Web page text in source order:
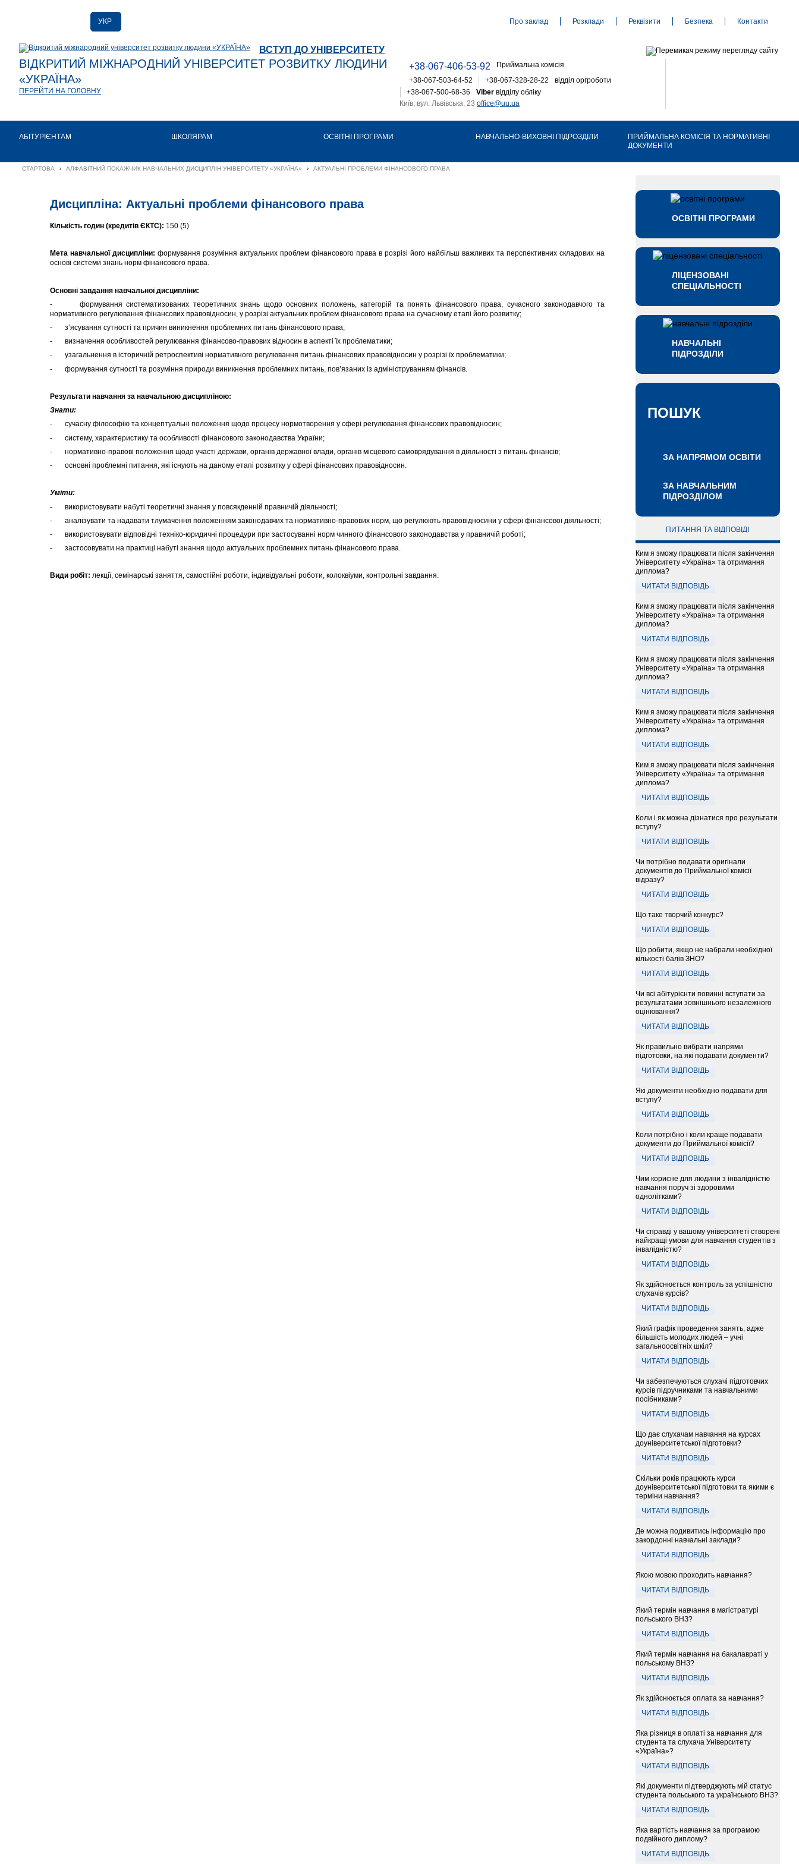
УКР
ENG
Про заклад Розклади Реквізити Безпека Контакти
ВСТУП ДО УНІВЕРСИТЕТУ
ВІДКРИТИЙ МІЖНАРОДНИЙ УНІВЕРСИТЕТ РОЗВИТКУ ЛЮДИНИ
«УКРАЇНА»
ПЕРЕЙТИ НА ГОЛОВНУ
+38-067-406-53-92
Приймальна комісія
відділ оргроботи
+38-067-503-64-52
+38-067-328-28-22
Viber відділу обліку
+38-067-500-68-36
Київ, вул. Львівська, 23 office@uu.ua
АБІТУРІЄНТАМ ШКОЛЯРАМ ОСВІТНІ ПРОГРАМИ НАВЧАЛЬНО-ВИХОВНІ ПІДРОЗДІЛИ
ПРИЙМАЛЬНА КОМІСІЯ ТА НОРМАТИВНІ
ДОКУМЕНТИ
СТАРТОВА › АЛФАВІТНИЙ ПОКАЖЧИК НАВЧАЛЬНИХ ДИСЦИПЛІН УНІВЕРСИТЕТУ «УКРАЇНА» › АКТУАЛЬНІ ПРОБЛЕМИ ФІНАНСОВОГО ПРАВА
ОСВІТНІ ПРОГРАМИ
ЛІЦЕНЗОВАНІ
СПЕЦІАЛЬНОСТІ
НАВЧАЛЬНІ
ПІДРОЗДІЛИ
ПОШУК
ЗА НАПРЯМОМ ОСВІТИ
ЗА НАВЧАЛЬНИМ
ПІДРОЗДІЛОМ
ПИТАННЯ ТА ВІДПОВІДІ
Ким я зможу працювати після закінчення
Університету «Україна» та отримання
диплома?
ЧИТАТИ ВІДПОВІДЬ
Ким я зможу працювати після закінчення
Університету «Україна» та отримання
диплома?
ЧИТАТИ ВІДПОВІДЬ
Ким я зможу працювати після закінчення
Університету «Україна» та отримання
диплома?
ЧИТАТИ ВІДПОВІДЬ
Ким я зможу працювати після закінчення
Університету «Україна» та отримання
диплома?
ЧИТАТИ ВІДПОВІДЬ
Ким я зможу працювати після закінчення
Університету «Україна» та отримання
диплома?
ЧИТАТИ ВІДПОВІДЬ
Коли і як можна дізнатися про результати
вступу?
ЧИТАТИ ВІДПОВІДЬ
Чи потрібно подавати оригінали
документів до Приймальної комісії
відразу?
ЧИТАТИ ВІДПОВІДЬ
Що таке творчий конкурс?
ЧИТАТИ ВІДПОВІДЬ
Що робити, якщо не набрали необхідної
кількості балів ЗНО?
ЧИТАТИ ВІДПОВІДЬ
Чи всі абітурієнти повинні вступати за
результатами зовнішнього незалежного
оцінювання?
ЧИТАТИ ВІДПОВІДЬ
Як правильно вибрати напрями
підготовки, на які подавати документи?
ЧИТАТИ ВІДПОВІДЬ
Які документи необхідно подавати для
вступу?
ЧИТАТИ ВІДПОВІДЬ
Коли потрібно і коли краще подавати
документи до Приймальної комісії?
ЧИТАТИ ВІДПОВІДЬ
Чим корисне для людини з інвалідністю
навчання поруч зі здоровими
однолітками?
ЧИТАТИ ВІДПОВІДЬ
Чи справді у вашому університеті створені
найкращі умови для навчання студентів з
інвалідністю?
ЧИТАТИ ВІДПОВІДЬ
Як здійснюється контроль за успішністю
слухачів курсів?
ЧИТАТИ ВІДПОВІДЬ
Який графік проведення занять, адже
більшість молодих людей – учні
загальноосвітніх шкіл?
ЧИТАТИ ВІДПОВІДЬ
Чи забезпечуються слухачі підготовчих
курсів підручниками та навчальними
посібниками?
ЧИТАТИ ВІДПОВІДЬ
Що дає слухачам навчання на курсах
доуніверситетської підготовки?
ЧИТАТИ ВІДПОВІДЬ
Скільки років працюють курси
доуніверситетської підготовки та якими є
терміни навчання?
ЧИТАТИ ВІДПОВІДЬ
Де можна подивитись інформацію про
закордонні навчальні заклади?
ЧИТАТИ ВІДПОВІДЬ
Якою мовою проходить навчання?
ЧИТАТИ ВІДПОВІДЬ
Який термін навчання в магістратурі
польського ВНЗ?
ЧИТАТИ ВІДПОВІДЬ
Який термін навчання на бакалавраті у
польському ВНЗ?
ЧИТАТИ ВІДПОВІДЬ
Як здійснюється оплата за навчання?
ЧИТАТИ ВІДПОВІДЬ
Яка різниця в оплаті за навчання для
студента та слухача Університету
«Україна»?
ЧИТАТИ ВІДПОВІДЬ
Які документи підтверджують мій статус
студента польського та українського ВНЗ?
ЧИТАТИ ВІДПОВІДЬ
Яка вартість навчання за програмою
подвійного диплому?
ЧИТАТИ ВІДПОВІДЬ
Дисципліна: Актуальні проблеми фінансового права
Кількість годин (кредитів ЄКТС): 150 (5)
Мета навчальної дисципліни: формування розуміння актуальних проблем фінансового права в розрізі його найбільш важливих та перспективних складових на
основі системи знань норм фінансового права.
Основні завдання навчальної дисципліни:
- формування систематизованих теоретичних знань щодо основних положень, категорій та понять фінансового права, сучасного законодавчого та
нормативного регулювання фінансових правовідносин, у розрізі актуальних проблем фінансового права на сучасному етапі його розвитку;
- з’ясування сутності та причин виникнення проблемних питань фінансового права;
- визначення особливостей регулювання фінансово-правових відносин в аспекті їх проблематики;
- узагальнення в історичній ретроспективі нормативного регулювання питань фінансових правовідносин у розрізі їх проблематики;
- формування сутності та розуміння природи виникнення проблемних питань, пов’язаних із адмініструванням фінансів.
Результати навчання за навчальною дисципліною:
Знати:
- сучасну філософію та концептуальні положення щодо процесу нормотворення у сфері регулювання фінансових правовідносин;
- систему, характеристику та особливості фінансового законодавства України;
- нормативно-правові положення щодо участі держави, органів державної влади, органів місцевого самоврядування в діяльності з питань фінансів;
- основні проблемні питання, які існують на даному етапі розвитку у сфері фінансових правовідносин.
Уміти:
- використовувати набуті теоретичні знання у повсякденній правничій діяльності;
- аналізувати та надавати тлумачення положенням законодавчих та нормативно-правових норм, що регулюють правовідносини у сфері фінансової діяльності;
- використовувати відповідні техніко-юридичні процедури при застосуванні норм чинного фінансового законодавства у правничій роботі;
- застосовувати на практиці набуті знання щодо актуальних проблемних питань фінансового права.
Види робіт: лекції, семінарські заняття, самостійні роботи, індивідуальні роботи, колоквіуми, контрольні завдання.